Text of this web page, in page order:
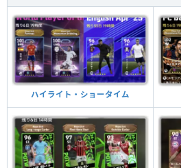
ハイライト・ショータイム